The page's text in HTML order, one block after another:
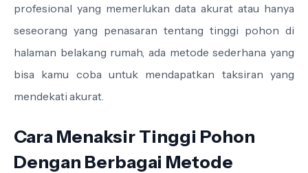
profesional yang memerlukan data akurat atau hanya
seseorang yang penasaran tentang tinggi pohon di
halaman belakang rumah, ada metode sederhana yang
bisa kamu coba untuk mendapatkan taksiran yang
mendekati akurat.
Cara Menaksir Tinggi Pohon
Dengan Berbagai Metode